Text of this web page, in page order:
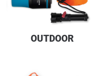
OUTDOOR